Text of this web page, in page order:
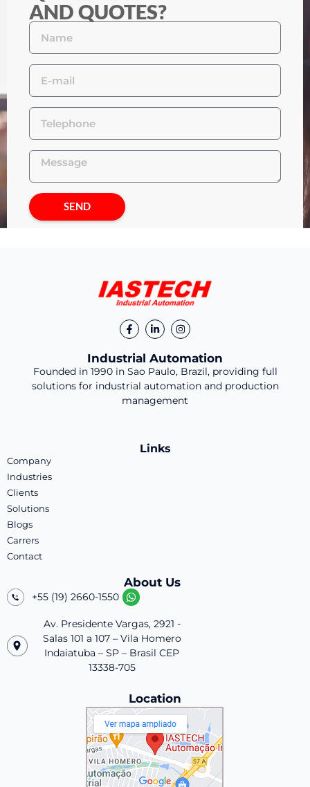
AND QUOTES?
SEND
Industrial Automation
Founded in 1990 in Sao Paulo, Brazil, providing full
solutions for industrial automation and production
management
Links
Company
Industries
Clients
Solutions
Blogs
Carrers
Contact
About Us
+55 (19) 2660-1550
Av. Presidente Vargas, 2921 -
Salas 101 a 107 – Vila Homero
Indaiatuba – SP – Brasil CEP
13338-705
Location